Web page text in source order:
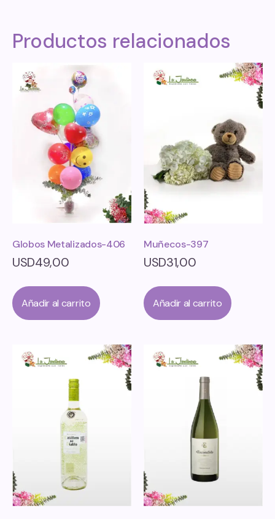
Productos relacionados
Globos Metalizados-406
USD49,00
Añadir al carrito
Muñecos-397
USD31,00
Añadir al carrito